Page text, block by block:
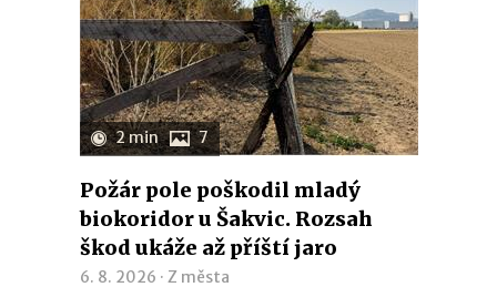
2 min 7
Požár pole poškodil mladý
biokoridor u Šakvic. Rozsah
škod ukáže až příští jaro
6. 8. 2026 · Z města